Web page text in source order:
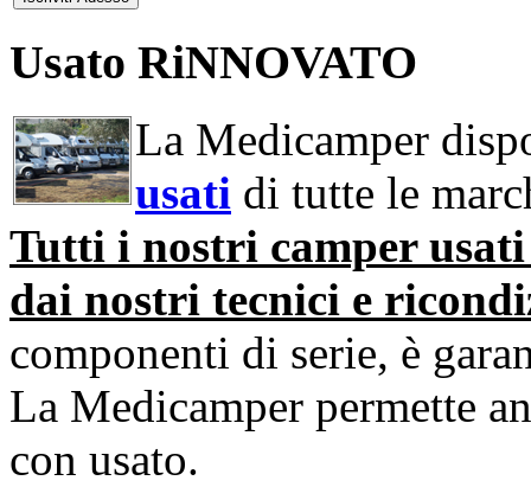
Usato RiNNOVATO
La Medicamper
usati di tutte le
Tutti i nostri camper
dai nostri tecnici e
componenti di serie, è
La Medicamper permette
con usato.